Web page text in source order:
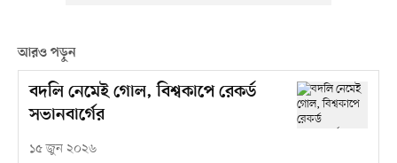
আরও পড়ুন
বদলি নেমেই গোল, বিশ্বকাপে রেকর্ড
সভানবার্গের
১৫ জুন ২০২৬